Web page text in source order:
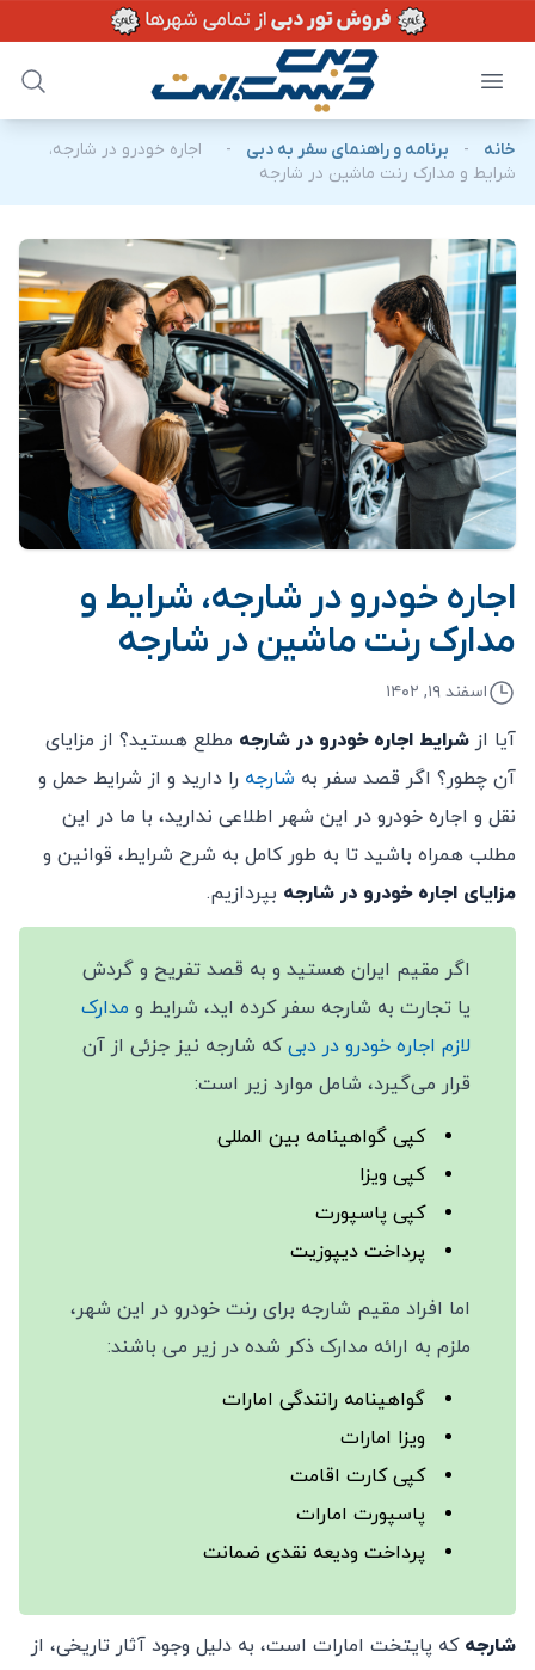
خانه - برنامه و راهنمای سفر به دبی -
اجاره خودرو در شارجه،
شرایط و مدارک رنت ماشین در شارجه
اجاره خودرو در شارجه، شرایط و
مدارک رنت ماشین در شارجه
اسفند ۱۹, ۱۴۰۲
آیا از شرایط اجاره خودرو در شارجه مطلع هستید؟ از مزایای
آن چطور؟ اگر قصد سفر به شارجه را دارید و از شرایط حمل و
نقل و اجاره خودرو در این شهر اطلاعی ندارید، با ما در این
مطلب همراه باشید تا به طور کامل به شرح شرایط، قوانین و
مزایای اجاره خودرو در شارجه بپردازیم.
اگر مقیم ایران هستید و به قصد تفریح و گردش
یا تجارت به شارجه سفر کرده اید، شرایط و مدارک
لازم اجاره خودرو در دبیکه شارجه نیز جزئی از آن
قرار می‌گیرد، شامل موارد زیر است:
کپی گواهینامه بین المللی
کپی ویزا
کپی پاسپورت
پرداخت دیپوزیت
اما افراد مقیم شارجه برای رنت خودرو در این شهر،
ملزم به ارائه مدارک ذکر شده در زیر می باشند:
گواهینامه رانندگی امارات
ویزا امارات
کپی کارت اقامت
پاسپورت امارات
پرداخت ودیعه نقدی ضمانت
شارجهکه پایتخت امارات است، به دلیل وجود آثار تاریخی، از